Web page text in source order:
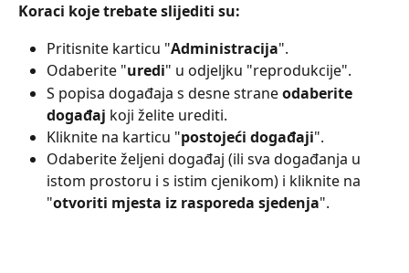
Koraci koje trebate slijediti su:
Pritisnite karticu "Administracija".
Odaberite "uredi" u odjeljku "reprodukcije".
S popisa događaja s desne strane odaberite
događaj koji želite urediti.
Kliknite na karticu "postojeći događaji".
Odaberite željeni događaj (ili sva događanja u
istom prostoru i s istim cjenikom) i kliknite na
"otvoriti mjesta iz rasporeda sjedenja".